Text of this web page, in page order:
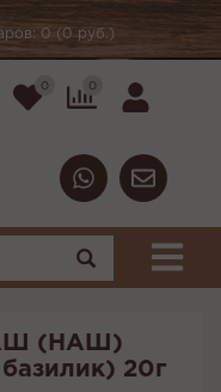
0 (0 руб.)
0 0
(НАШ)
20г